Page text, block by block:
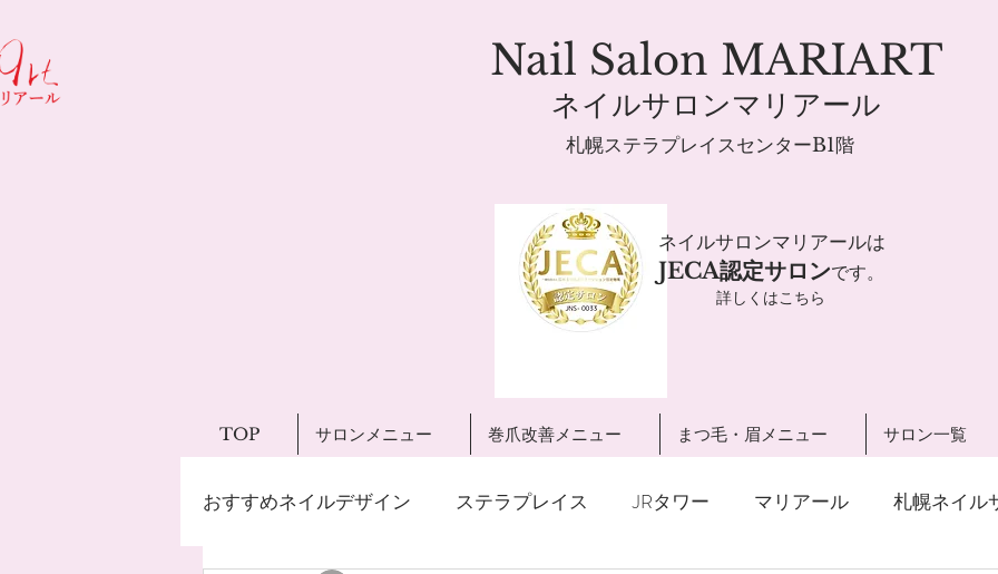
Nail Salon MARIART
ネイルサロンマリアール
札幌ステラプレイスセンターB1階
ネイルサロンマリアールは
JECA認定サロンです。
詳しくはこちら
TOP サロンメニュー 巻爪改善メニュー まつ毛・眉メニュー サロン一覧
おすすめネイルデザイン ステラプレイス JRタワー マリアール 札幌ネイル